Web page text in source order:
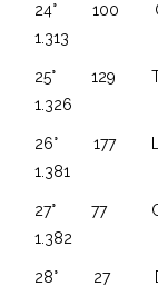
24° 100
1.313
25° 129
1.326
26° 177
1.381
27° 77
1.382
28° 27